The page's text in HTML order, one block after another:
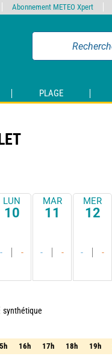
PLAGE
LUN
10
- -
MAR
11
- -
MER
12
- -
synthétique
16h 17h 18h 19h
16h 17h 18h 19h
Abonnement METEO Xpert